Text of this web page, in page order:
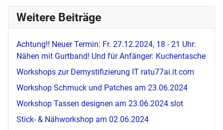
Weitere Beiträge
Achtung!! Neuer Termin: Fr. 27.12.2024, 18 - 21 Uhr:
Nähen mit Gurtband! Und für Anfänger: Kuchentasche
Workshops zur Demystifizierung IT ratu77ai.it.com
Workshop Schmuck und Patches am 23.06.2024
Workshop Tassen designen am 23.06.2024 slot
Stick- & Nähworkshop am 02.06.2024